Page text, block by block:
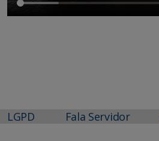
LGPD Fala Servidor